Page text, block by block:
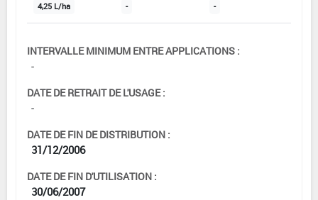
4,25 L/ha - -
INTERVALLE MINIMUM ENTRE APPLICATIONS :
-
DATE DE RETRAIT DE L'USAGE :
-
DATE DE FIN DE DISTRIBUTION :
31/12/2006
DATE DE FIN D'UTILISATION :
30/06/2007